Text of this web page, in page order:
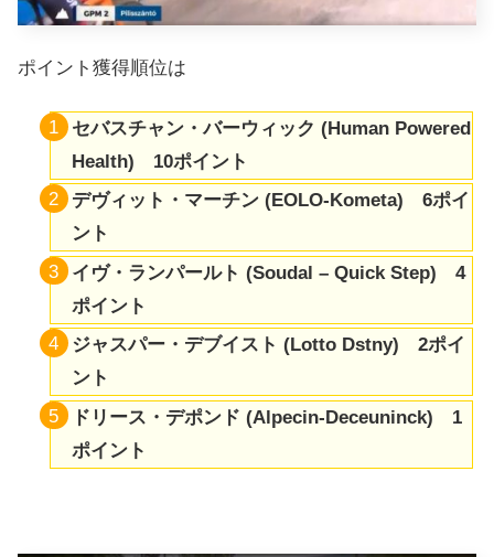
ポイント獲得順位は
セバスチャン・バーウィック (Human Powered
Health) 10ポイント
デヴィット・マーチン (EOLO-Kometa) 6ポイ
ント
イヴ・ランパールト (Soudal – Quick Step) 4
ポイント
ジャスパー・デブイスト (Lotto Dstny) 2ポイ
ント
ドリース・デポンド (Alpecin-Deceuninck) 1
ポイント